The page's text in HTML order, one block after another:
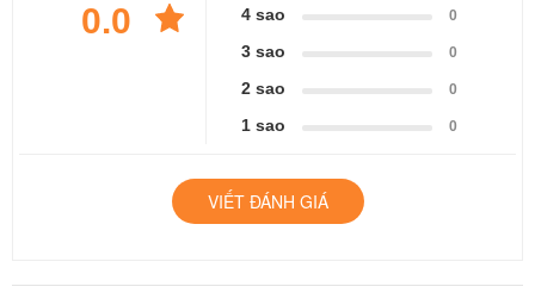
0.0 4 sao 0
3 sao 0
2 sao 0
1 sao 0
VIẾT ĐÁNH GIÁ